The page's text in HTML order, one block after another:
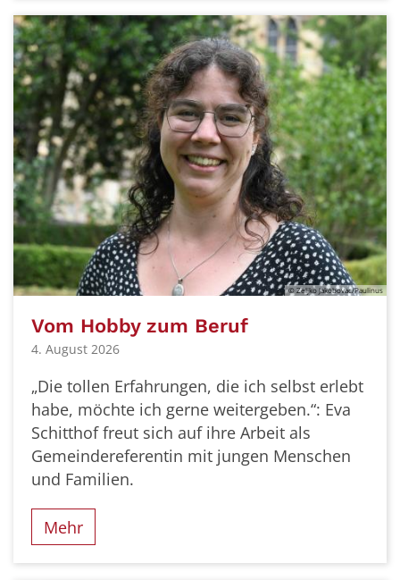
© Zeljko Jakobovac/Paulinus
Vom Hobby zum Beruf
4. August 2026
„Die tollen Erfahrungen, die ich selbst erlebt
habe, möchte ich gerne weitergeben.“: Eva
Schitthof freut sich auf ihre Arbeit als
Gemeindereferentin mit jungen Menschen
und Familien.
Mehr